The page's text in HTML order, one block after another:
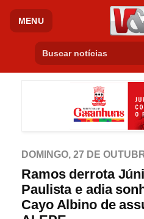
MENU
DOMINGO, 27 DE
Ramos derrota
Paulista e adia
Cayo Albino de